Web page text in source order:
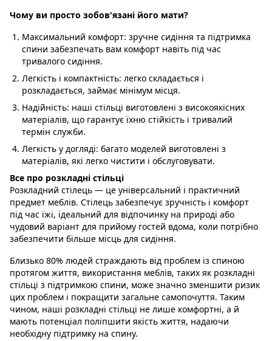
Чому ви просто зобов'язані його мати?
Максимальний комфорт: зручне сидіння та підтримка
спини забезпечать вам комфорт навіть під час
тривалого сидіння.
Легкість і компактність: легко складається і
розкладається, займає мінімум місця.
Надійність: наші стільці виготовлені з високоякісних
матеріалів, що гарантує їхню стійкість і тривалий
термін служби.
Легкість у догляді: багато моделей виготовлені з
матеріалів, які легко чистити і обслуговувати.
Все про розкладні стільці
Розкладний стілець — це універсальний і практичний
предмет меблів. Стілець забезпечує зручність і комфорт
під час їжі, ідеальний для відпочинку на природі або
чудовий варіант для прийому гостей вдома, коли потрібно
забезпечити більше місць для сидіння.
Близько 80% людей страждають від проблем із спиною
протягом життя, використання меблів, таких як розкладні
стільці з підтримкою спини, може значно зменшити ризик
цих проблем і покращити загальне самопочуття. Таким
чином, наші розкладні стільці не лише комфортні, а й
мають потенціал поліпшити якість життя, надаючи
необхідну підтримку на спину.